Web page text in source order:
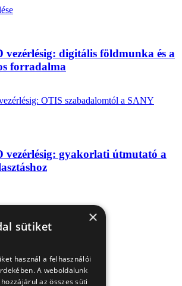
vezérlésig: digitális földmunka és a
forradalma
vezérlésig: gyakorlati útmutató a
Mélyfúró u. 2/E.
×
sütiket
használ a felhasználói
A weboldalunk
az összes süti